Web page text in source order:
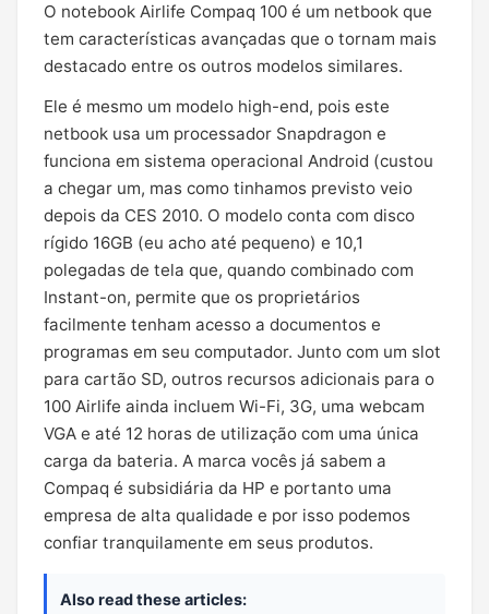
O notebook Airlife Compaq 100 é um netbook que
tem características avançadas que o tornam mais
destacado entre os outros modelos similares.
Ele é mesmo um modelo high-end, pois este
netbook usa um processador Snapdragon e
funciona em sistema operacional Android (custou
a chegar um, mas como tinhamos previsto veio
depois da CES 2010. O modelo conta com disco
rígido 16GB (eu acho até pequeno) e 10,1
polegadas de tela que, quando combinado com
Instant-on, permite que os proprietários
facilmente tenham acesso a documentos e
programas em seu computador. Junto com um slot
para cartão SD, outros recursos adicionais para o
100 Airlife ainda incluem Wi-Fi, 3G, uma webcam
VGA e até 12 horas de utilização com uma única
carga da bateria. A marca vocês já sabem a
Compaq é subsidiária da HP e portanto uma
empresa de alta qualidade e por isso podemos
confiar tranquilamente em seus produtos.
Also read these articles: